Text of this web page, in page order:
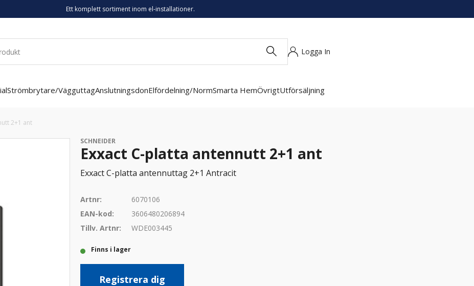
Ett komplett sortiment inom el-installationer.
Logga In
Strömbrytare/VägguttagAnslutningsdonElfördelning/NormSmarta HemÖvrigtUtförsäljning
2+1 ant
SCHNEIDER
Exxact C-platta antennutt 2+1 ant
Exxact C-platta antennuttag 2+1 Antracit
Artnr:
6070106
EAN-kod:
3606480206894
Tillv. Artnr:
WDE003445
Finns i lager
Registrera dig